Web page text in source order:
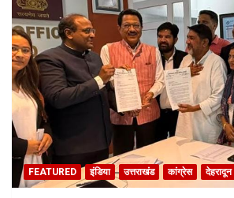
FEATURED इंडिया उत्तराखंड कांग्रेस देहरादून